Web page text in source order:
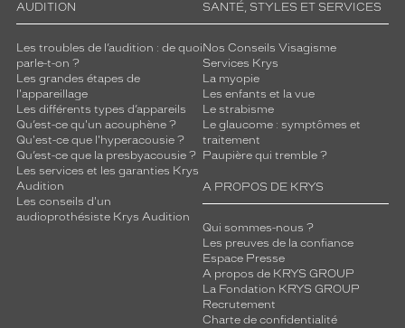
AUDITION
Les troubles de l’audition : de quoi
parle-t-on ?
Les grandes étapes de
l'appareillage
Les différents types d’appareils
Qu’est-ce qu'un acouphène ?
Qu'est-ce que l'hyperacousie ?
Qu’est-ce que la presbyacousie ?
Les services et les garanties Krys
Audition
Les conseils d'un
audioprothésiste Krys Audition
SANTÉ, STYLES ET SERVICES
Nos Conseils Visagisme
Services Krys
La myopie
Les enfants et la vue
Le strabisme
Le glaucome : symptômes et
traitement
Paupière qui tremble ?
A PROPOS DE KRYS
Qui sommes-nous ?
Les preuves de la confiance
Espace Presse
A propos de KRYS GROUP
La Fondation KRYS GROUP
Recrutement
Charte de confidentialité